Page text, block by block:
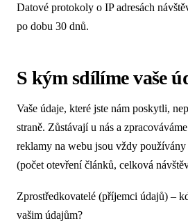
Datové protokoly o IP adresách
po dobu 30 dnů.
S kým sdílíme vaše
Vaše údaje, které jste nám poskytli,
straně. Zůstávají u nás a
reklamy na webu jsou vždy používány
(počet otevření článků, celková
Zprostředkovatelé (příjemci údajů) –
vašim údajům?